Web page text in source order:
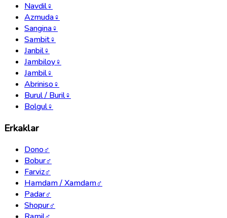
Navdil♀
Azmuda♀
Sangina♀
Sambit♀
Janbil♀
Jambiloy♀
Jambil♀
Abriniso♀
Burul / Buril♀
Bolgul♀
Erkaklar
Dono♂
Bobur♂
Farviz♂
Hamdam / Xamdam♂
Padar♂
Shopur♂